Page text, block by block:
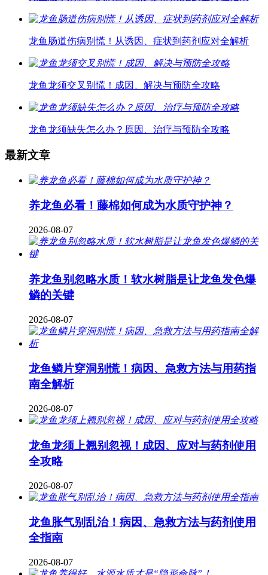
龙鱼肠道伤病别慌！从诱因、症状到药剂应对全解析
龙鱼龙须交叉别慌！成因、解决与预防全攻略
龙鱼龙须缺失怎么办？原因、治疗与预防全攻略
最新文章
养龙鱼必看！藤棉如何成为水质守护神？
2026-08-07
养龙鱼别忽略水质！软水树脂是让龙鱼发色爆
鳞的关键
2026-08-07
龙鱼鳞片穿洞别慌！病因、急救方法与用药指
南全解析
2026-08-07
龙鱼龙须上翘别忽视！成因、应对与药剂使用
全攻略
2026-08-07
龙鱼胀气别乱治！病因、急救方法与药剂使用
全指南
2026-08-07